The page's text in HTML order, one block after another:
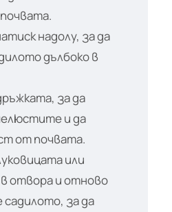
надолу, за да
дълбоко в
за да
и да
от почвата.
или
отвора и отново
за да